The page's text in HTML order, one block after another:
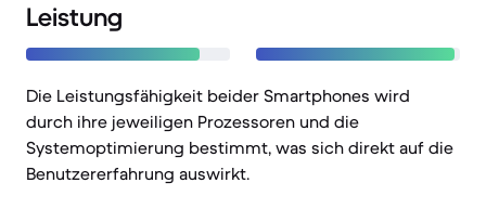
Leistung
Die Leistungsfähigkeit beider Smartphones wird
durch ihre jeweiligen Prozessoren und die
Systemoptimierung bestimmt, was sich direkt auf die
Benutzererfahrung auswirkt.